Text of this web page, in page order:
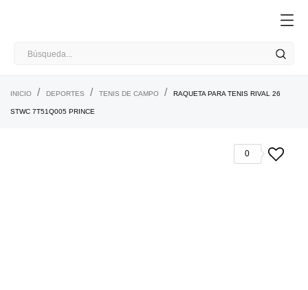
INICIO DEPORTES TENIS DE CAMPO RAQUETA PARA TENIS RIVAL 26
STWC 7T51Q005 PRINCE
0